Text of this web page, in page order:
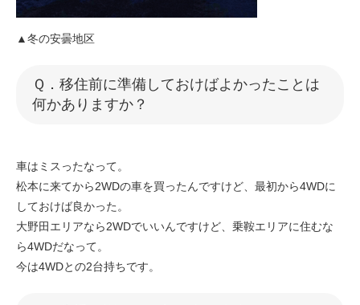
▲冬の安曇地区
​​Ｑ．移住前に準備しておけばよかったことは
何かありますか？
車はミスったなって。
松本に来てから2WDの車を買ったんですけど、最初から4WDに
しておけば良かった。
大野田エリアなら2WDでいいんですけど、乗鞍エリアに住むな
ら4WDだなって。
今は4WDとの2台持ちです。